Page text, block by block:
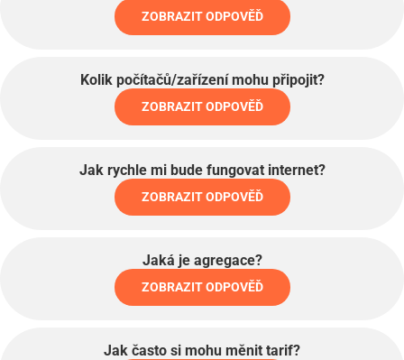
ZOBRAZIT ODPOVĚĎ
Kolik počítačů/zařízení mohu připojit?
ZOBRAZIT ODPOVĚĎ
Jak rychle mi bude fungovat internet?
ZOBRAZIT ODPOVĚĎ
Jaká je agregace?
ZOBRAZIT ODPOVĚĎ
Jak často si mohu měnit tarif?